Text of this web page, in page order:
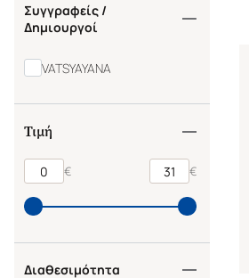
Συγγραφείς /
Δημιουργοί
VATSYAYANA
Τιμή
€ €
Διαθεσιμότητα